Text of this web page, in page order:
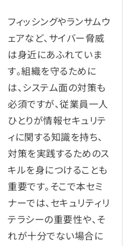
フィッシングやランサムウ
ェアなど、サイバー脅威
は身近にあふれていま
す。組織を守るために
は、システム面の対策も
必須ですが、従業員一人
ひとりが情報セキュリテ
ィに関する知識を持ち、
対策を実践するためのス
キルを身につけることも
重要です。そこで本セミ
ナーでは、セキュリティリ
テラシーの重要性や、そ
れが十分でない場合に